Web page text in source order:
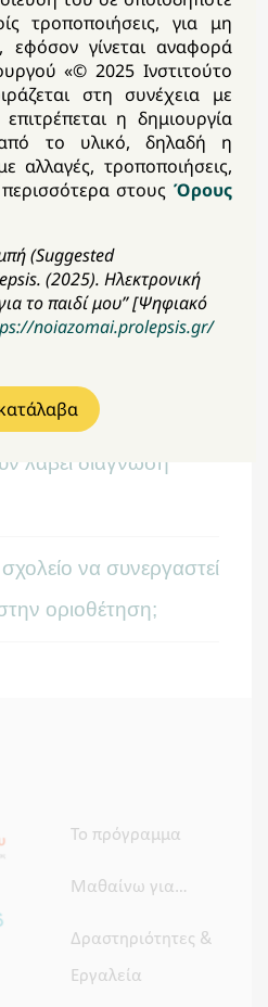
θέσουμε όρια στους
δεν έχουν
την παιδική ηλικία;
αποτελεσματικές
επικοινωνία και τη
βάλουμε όρια στη
θέσουμε όρια σε
λάβει διάγνωση
να συνεργαστεί
οριοθέτηση;
Το πρόγραμμα
Μαθαίνω για…
Δραστηριότητες &
Εργαλεία
τροποποιήσεις, για μη
εφόσον γίνεται αναφορά
«© 2025 Ινστιτούτο
στη συνέχεια με
η δημιουργία
το υλικό, δηλαδή η
αλλαγές, τροποποιήσεις,
στους Όρους
(Suggested
(2025). Ηλεκτρονική
το παιδί μου” [Ψηφιακό
noiazomai.prolepsis.gr/